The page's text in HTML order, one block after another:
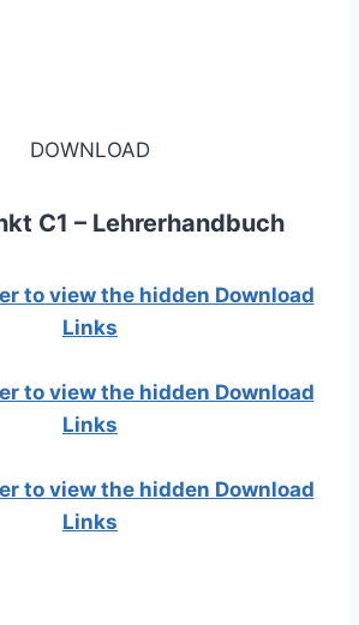
DOWNLOAD
C1 – Lehrerhandbuch
to view the hidden Download
Links
to view the hidden Download
Links
to view the hidden Download
Links